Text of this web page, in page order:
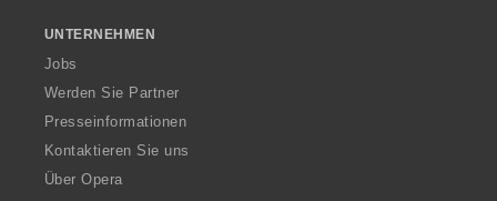
UNTERNEHMEN
Jobs
Werden Sie Partner
Presseinformationen
Kontaktieren Sie uns
Über Opera